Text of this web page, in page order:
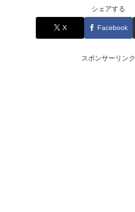
シェアする
X Facebook
スポンサーリンク